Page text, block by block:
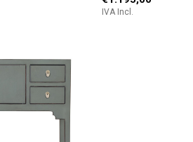
IVA Incl.